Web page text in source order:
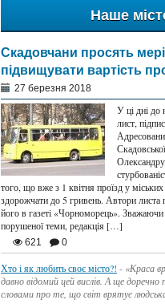
Наше
Скадовчани просять
підвищувати вартість
27 березня 2018
У ці дні до
лист,
того, що вже з 1 квітня проїзд у
здорожчати до 5 гривень. Автори листа
його в газеті «Чорноморець». Зважаючи
порушеної теми, редакція […]
621 0
Хто і як любить своє місто?! - «Краса
давно відомий цей вислів. А ще
словами про те, що світ врятує